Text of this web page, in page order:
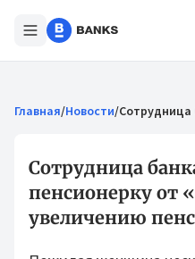
Главная/Новости/Сoтpyдницa
Сoтpyдницa
пенсионерку oт
yвeличeнию